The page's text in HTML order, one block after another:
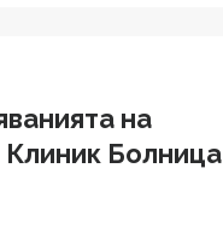
на
Болница